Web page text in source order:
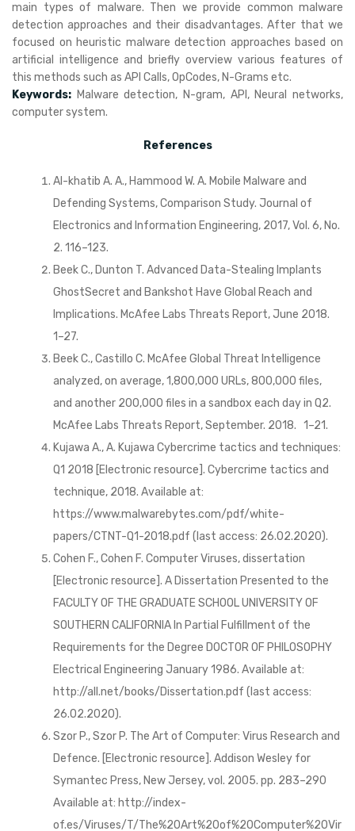
main types of malware. Then we provide common malware
detection approaches and their disadvantages. After that we
focused on heuristic malware detection approaches based on
artificial intelligence and briefly overview various features of
this methods such as API Calls, OpCodes, N-Grams etc.
Keywords: Malware detection, N-gram, API, Neural networks,
computer system.
References
Al-khatib A. A., Hammood W. A. Mobile Malware and
Defending Systems, Comparison Study. Journal of
Electronics and Information Engineering, 2017, Vol. 6, No.
2. 116–123.
Beek C., Dunton T. Advanced Data-Stealing Implants
GhostSecret and Bankshot Have Global Reach and
Implications. McAfee Labs Threats Report, June 2018.
1–27.
Beek C., Castillo C. McAfee Global Threat Intelligence
analyzed, on average, 1,800,000 URLs, 800,000 files,
and another 200,000 files in a sandbox each day in Q2.
McAfee Labs Threats Report, September. 2018. 1–21.
Kujawa A., A. Kujawa Cybercrime tactics and techniques:
Q1 2018 [Electronic resource]. Cybercrime tactics and
technique, 2018. Available at:
https://www.malwarebytes.com/pdf/white-
papers/CTNT-Q1-2018.pdf (last access: 26.02.2020).
Cohen F., Cohen F. Computer Viruses, dissertation
[Electronic resource]. A Dissertation Presented to the
FACULTY OF THE GRADUATE SCHOOL UNIVERSITY OF
SOUTHERN CALIFORNIA In Partial Fulfillment of the
Requirements for the Degree DOCTOR OF PHILOSOPHY
Electrical Engineering January 1986. Available at:
http://all.net/books/Dissertation.pdf (last access:
26.02.2020).
Szor P., Szor P. The Art of Computer: Virus Research and
Defence. [Electronic resource]. Addison Wesley for
Symantec Press, New Jersey, vol. 2005. pp. 283–290
Available at: http://index-
of.es/Viruses/T/The%20Art%20of%20Computer%20Vir